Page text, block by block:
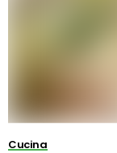
Cucina